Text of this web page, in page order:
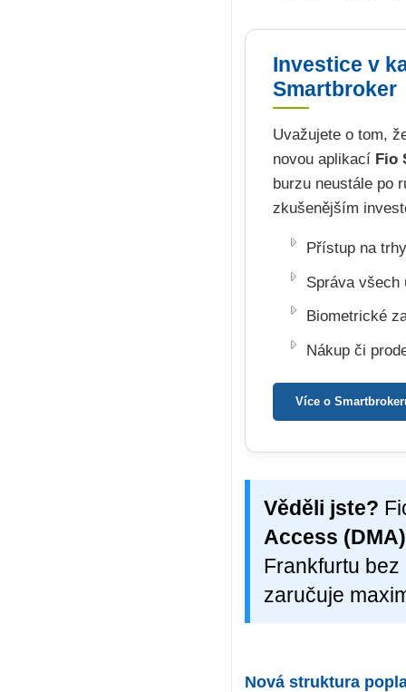
Investice v
Smartbroker
Uvažujete o tom,
novou aplikací Fio
burzu neustále po
zkušenějším
Přístup na
Správa
Biometrické
Nákup či
Více o
Věděli jste?
Access (DMA)
Frankfurtu
zaručuje
Nová struktura